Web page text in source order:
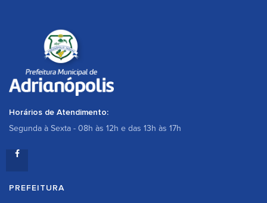
Horários de Atendimento:
Segunda à Sexta - 08h às 12h e das 13h às 17h
PREFEITURA